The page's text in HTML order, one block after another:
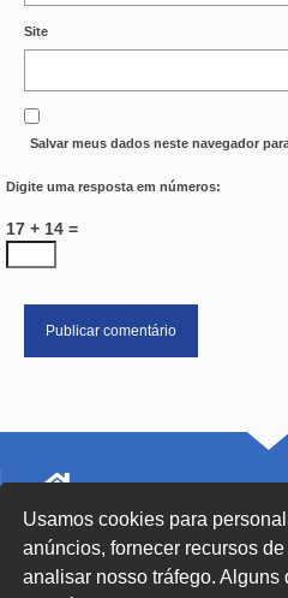
Site
Salvar meus dados neste navegador
Digite uma resposta em números:
17 + 14 =
SEDE Blumenau - SC
Rua John Kennedy, 91 - Centro
Usamos cookies para
anúncios, fornecer recursos
analisar nosso tráfego. Alguns